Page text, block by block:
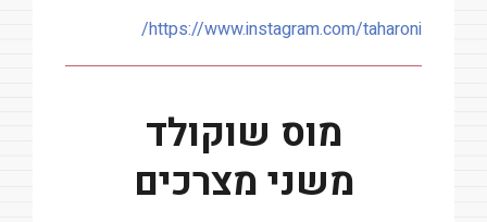
https://www.instagram.com/taharoni/
מוס שוקולד
משני מצרכים